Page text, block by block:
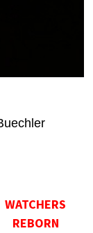
WATCHERS
REBORN